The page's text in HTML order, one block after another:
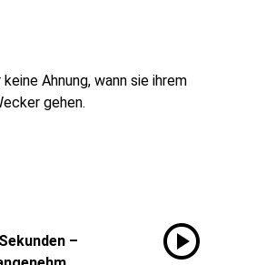
Ahnung, wann sie ihrem
gehen.
–
play_circle